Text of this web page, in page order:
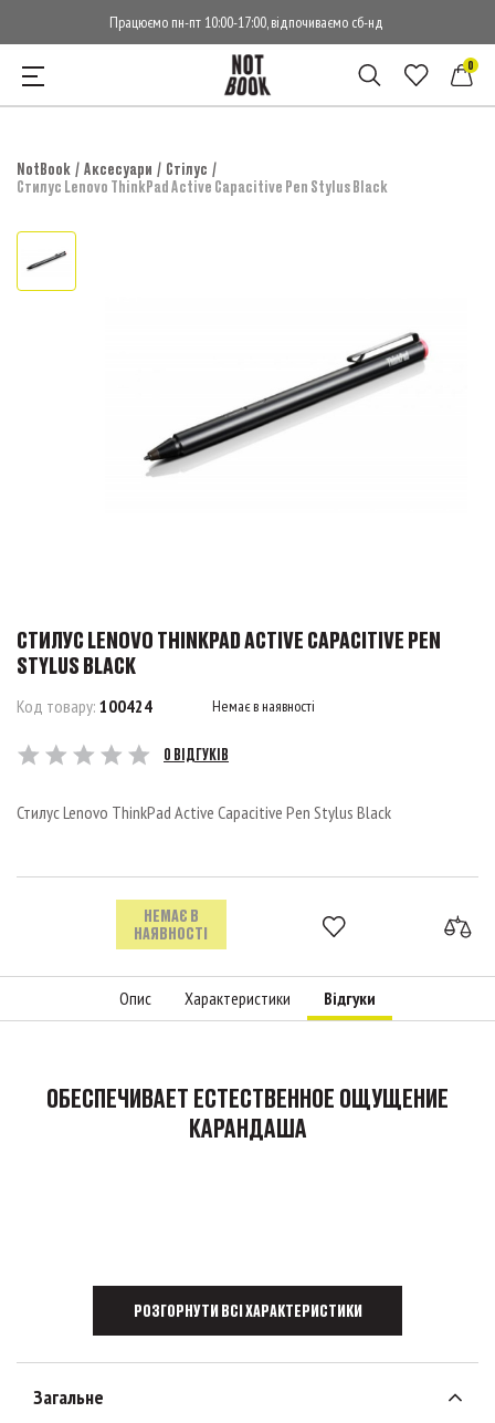
Працюємо пн-пт 10:00-17:00, відпочиваємо сб-нд
0
NotBook Аксесуари
Стілус
Стилус Lenovo ThinkPad Active Capacitive Pen Stylus Black
СТИЛУС LENOVO THINKPAD ACTIVE CAPACITIVE PEN
STYLUS BLACK
Код товару: 100424 Немає в наявності
0 ВІДГУКІВ
Стилус Lenovo ThinkPad Active Capacitive Pen Stylus Black
НЕМАЄ В
НАЯВНОСТІ
Опис Характеристики Відгуки
ОБЕСПЕЧИВАЕТ ЕСТЕСТВЕННОЕ ОЩУЩЕНИЕ
КАРАНДАША
РОЗГОРНУТИ ВСІ ХАРАКТЕРИСТИКИ
Загальне